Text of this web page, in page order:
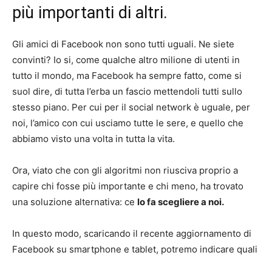
più importanti di altri.
Gli amici di Facebook non sono tutti uguali. Ne siete
convinti? Io si, come qualche altro milione di utenti in
tutto il mondo, ma Facebook ha sempre fatto, come si
suol dire, di tutta l’erba un fascio mettendoli tutti sullo
stesso piano. Per cui per il social network è uguale, per
noi, l’amico con cui usciamo tutte le sere, e quello che
abbiamo visto una volta in tutta la vita.
Ora, viato che con gli algoritmi non riusciva proprio a
capire chi fosse più importante e chi meno, ha trovato
una soluzione alternativa: ce lo fa scegliere a noi.
In questo modo, scaricando il recente aggiornamento di
Facebook su smartphone e tablet, potremo indicare quali